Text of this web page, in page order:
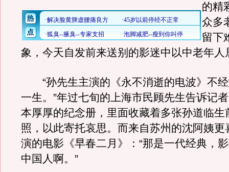
的精
众多
留下
象，今天自发前来送别的影迷中以中老年人
“孙先生主演的《永不消逝的电波》不经
一生。”年过七旬的上海市民顾先生告诉记
本厚厚的纪念册，里面收藏着多张孙道临生
照，以此寄托哀思。而来自苏州的沈阿姨更
演的电影《早春二月》：“那是一代经典，
中国人啊。”